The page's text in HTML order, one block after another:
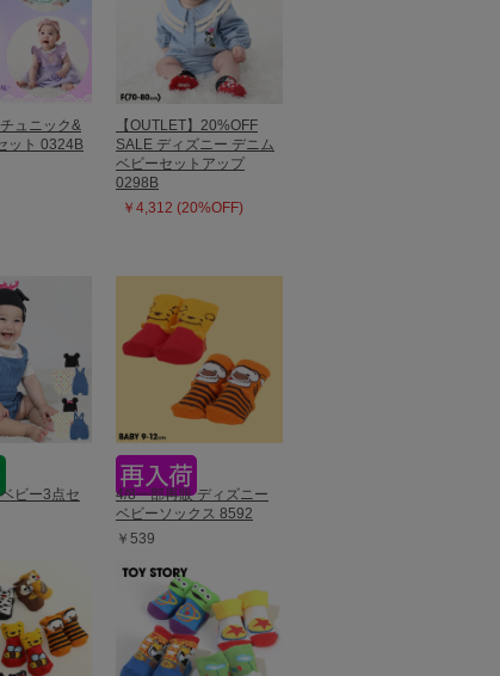
ュニック&
ット 0324B
【OUTLET】20%OFF
SALE ディズニー デニム
ベビーセットアップ
0298B
￥4,312 (20%OFF)
ビー3点セ
4/8一部再販 ディズニー
ベビーソックス 8592
￥539